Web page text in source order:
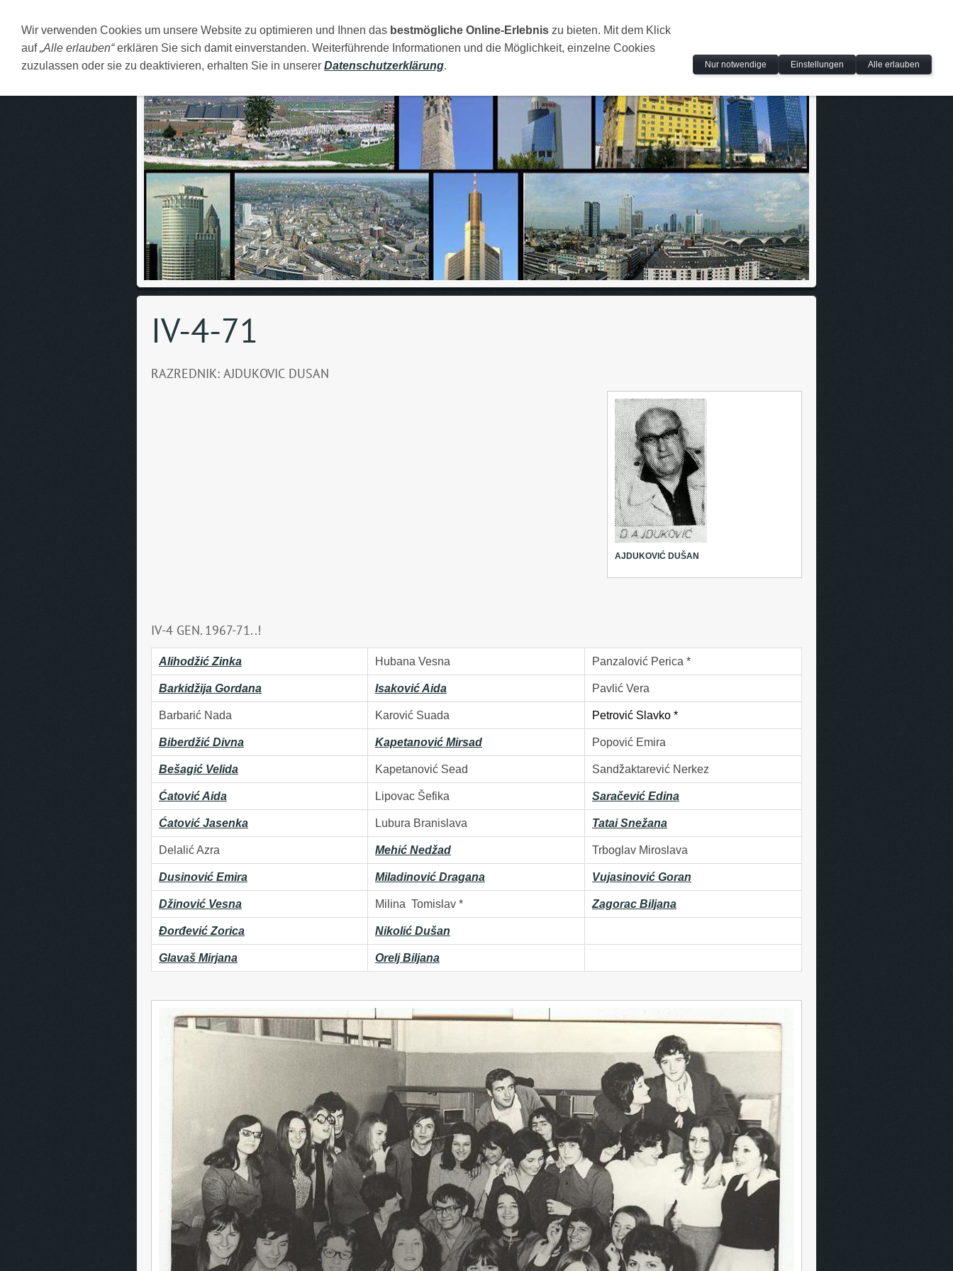
DEUTSCH O MENI FAMILIJA MOJI GRADOVI RAJA FOTOS LINKOVI
IV-4-71
RAZREDNIK: AJDUKOVIC DUSAN
AJDUKOVIĆ DUŠAN
IV-4 GEN. 1967-71..!
Alihodžić Zinka Hubana Vesna Panzalović Perica *
Barkidžija Gordana Isaković Aida Pavlić Vera
Barbarić Nada Karović Suada Petrović Slavko *
Biberdžić Divna Kapetanović Mirsad Popović Emira
Bešagić Velida Kapetanović Sead Sandžaktarević Nerkez
Ćatović Aida Lipovac Šefika Saračević Edina
Ćatović Jasenka Lubura Branislava Tatai Snežana
Delalić Azra Mehić Nedžad Trboglav Miroslava
Dusinović Emira Miladinović Dragana Vujasinović Goran
Džinović Vesna Milina Tomislav * Zagorac Biljana
Đorđević Zorica Nikolić Dušan
Glavaš Mirjana Orelj Biljana
Wir verwenden Cookies um unsere Website zu optimieren und Ihnen das bestmögliche Online-Erlebnis zu bieten. Mit dem Klick
auf„Alle erlauben“erklären Sie sich damit einverstanden. Weiterführende Informationen und die Möglichkeit, einzelne Cookies
zuzulassen oder sie zu deaktivieren, erhalten Sie in unserer Datenschutzerklärung. Nur notwendige Einstellungen Alle erlauben